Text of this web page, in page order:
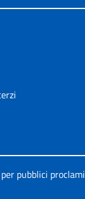
pubblici proclami